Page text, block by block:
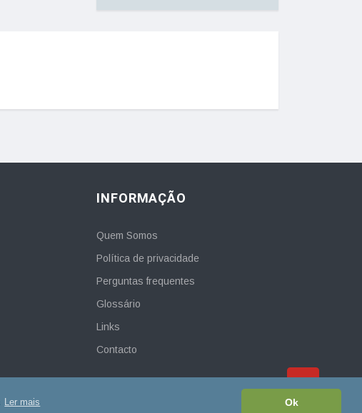
Ler mais Ok
INFORMAÇÃO
Quem Somos
Política de privacidade
Perguntas frequentes
Glossário
Links
Contacto